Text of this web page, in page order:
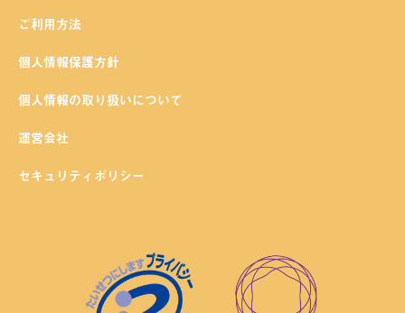
ご利用方法
個人情報保護方針
個人情報の取り扱いについて
運営会社
セキュリティポリシー